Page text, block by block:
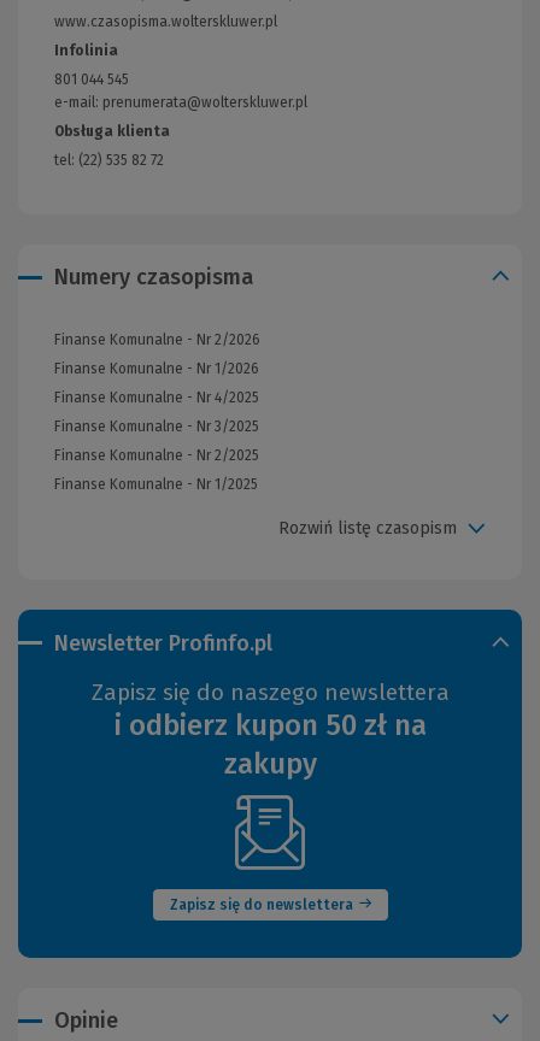
Newsletter Profinfo.pl
Zapisz się do naszego newslettera
i odbierz kupon 50 zł na
zakupy
Zapisz się do newslettera
(Nowe
okno)
www.czasopisma.wolterskluwer.pl
Infolinia
801 044 545
e-mail: prenumerata@wolterskluwer.pl
Obsługa klienta
tel: (22) 535 82 72
Numery czasopisma
Finanse Komunalne - Nr 2/2026
Finanse Komunalne - Nr 1/2026
Finanse Komunalne - Nr 4/2025
Finanse Komunalne - Nr 3/2025
Finanse Komunalne - Nr 2/2025
Finanse Komunalne - Nr 1/2025
Rozwiń listę czasopism
Opinie